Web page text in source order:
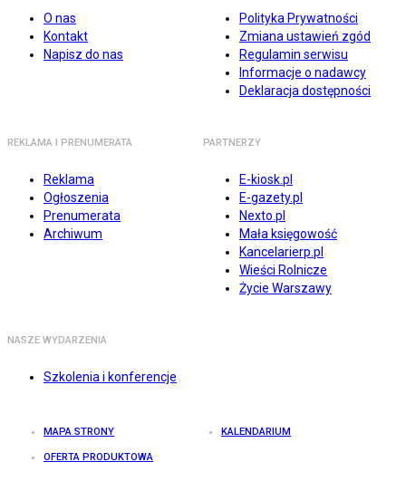
O nas
Kontakt
Napisz do nas
Polityka Prywatności
Zmiana ustawień zgód
Regulamin serwisu
Informacje o nadawcy
Deklaracja dostępności
REKLAMA I PRENUMERATA
Reklama
Ogłoszenia
Prenumerata
Archiwum
PARTNERZY
E-kiosk.pl
E-gazety.pl
Nexto.pl
Mała księgowość
Kancelarierp.pl
Wieści Rolnicze
Życie Warszawy
NASZE WYDARZENIA
Szkolenia i konferencje
MAPA STRONY KALENDARIUM
OFERTA PRODUKTOWA